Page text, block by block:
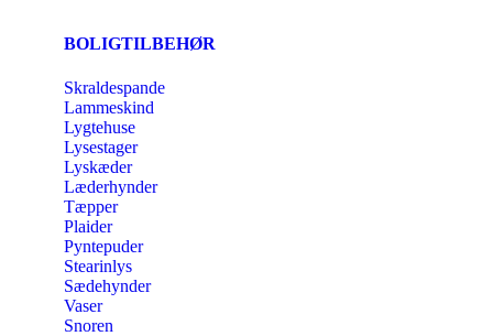
BOLIGTILBEHØR
Skraldespande
Lammeskind
Lygtehuse
Lysestager
Lyskæder
Læderhynder
Tæpper
Plaider
Pyntepuder
Stearinlys
Sædehynder
Vaser
Snoren